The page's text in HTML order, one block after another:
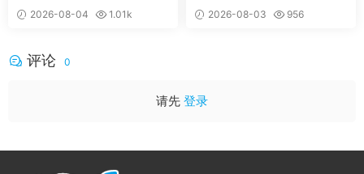
15579-@孔控Kong）
2026-08-04 1.01k
@纳尔）
2026-08-03 956
评论 0
请先 登录